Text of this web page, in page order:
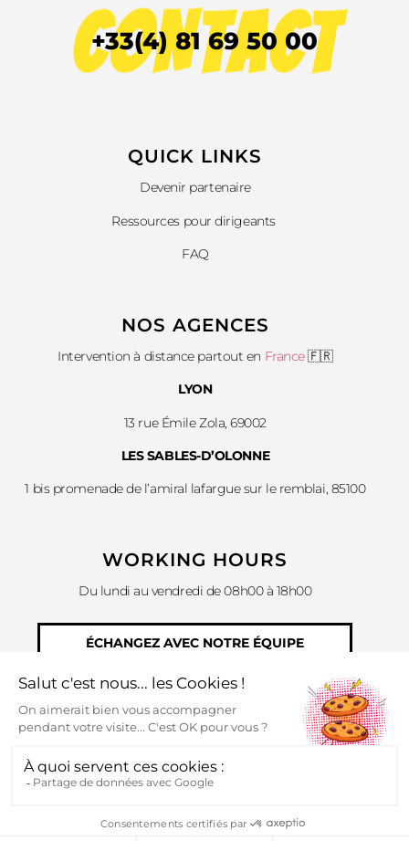
+33(4) 81 69 50 00
CONTACT
QUICK LINKS​
Devenir partenaire
Ressources pour dirigeants
FAQ
NOS AGENCES
Intervention à distance partout en France🇫🇷
LYON
13 rue Émile Zola, 69002
LES SABLES-D’OLONNE
1 bis promenade de l’amiral lafargue sur le remblai, 85100
WORKING HOURS
Du lundi au vendredi de 08h00 à 18h00
ÉCHANGEZ AVEC NOTRE ÉQUIPE